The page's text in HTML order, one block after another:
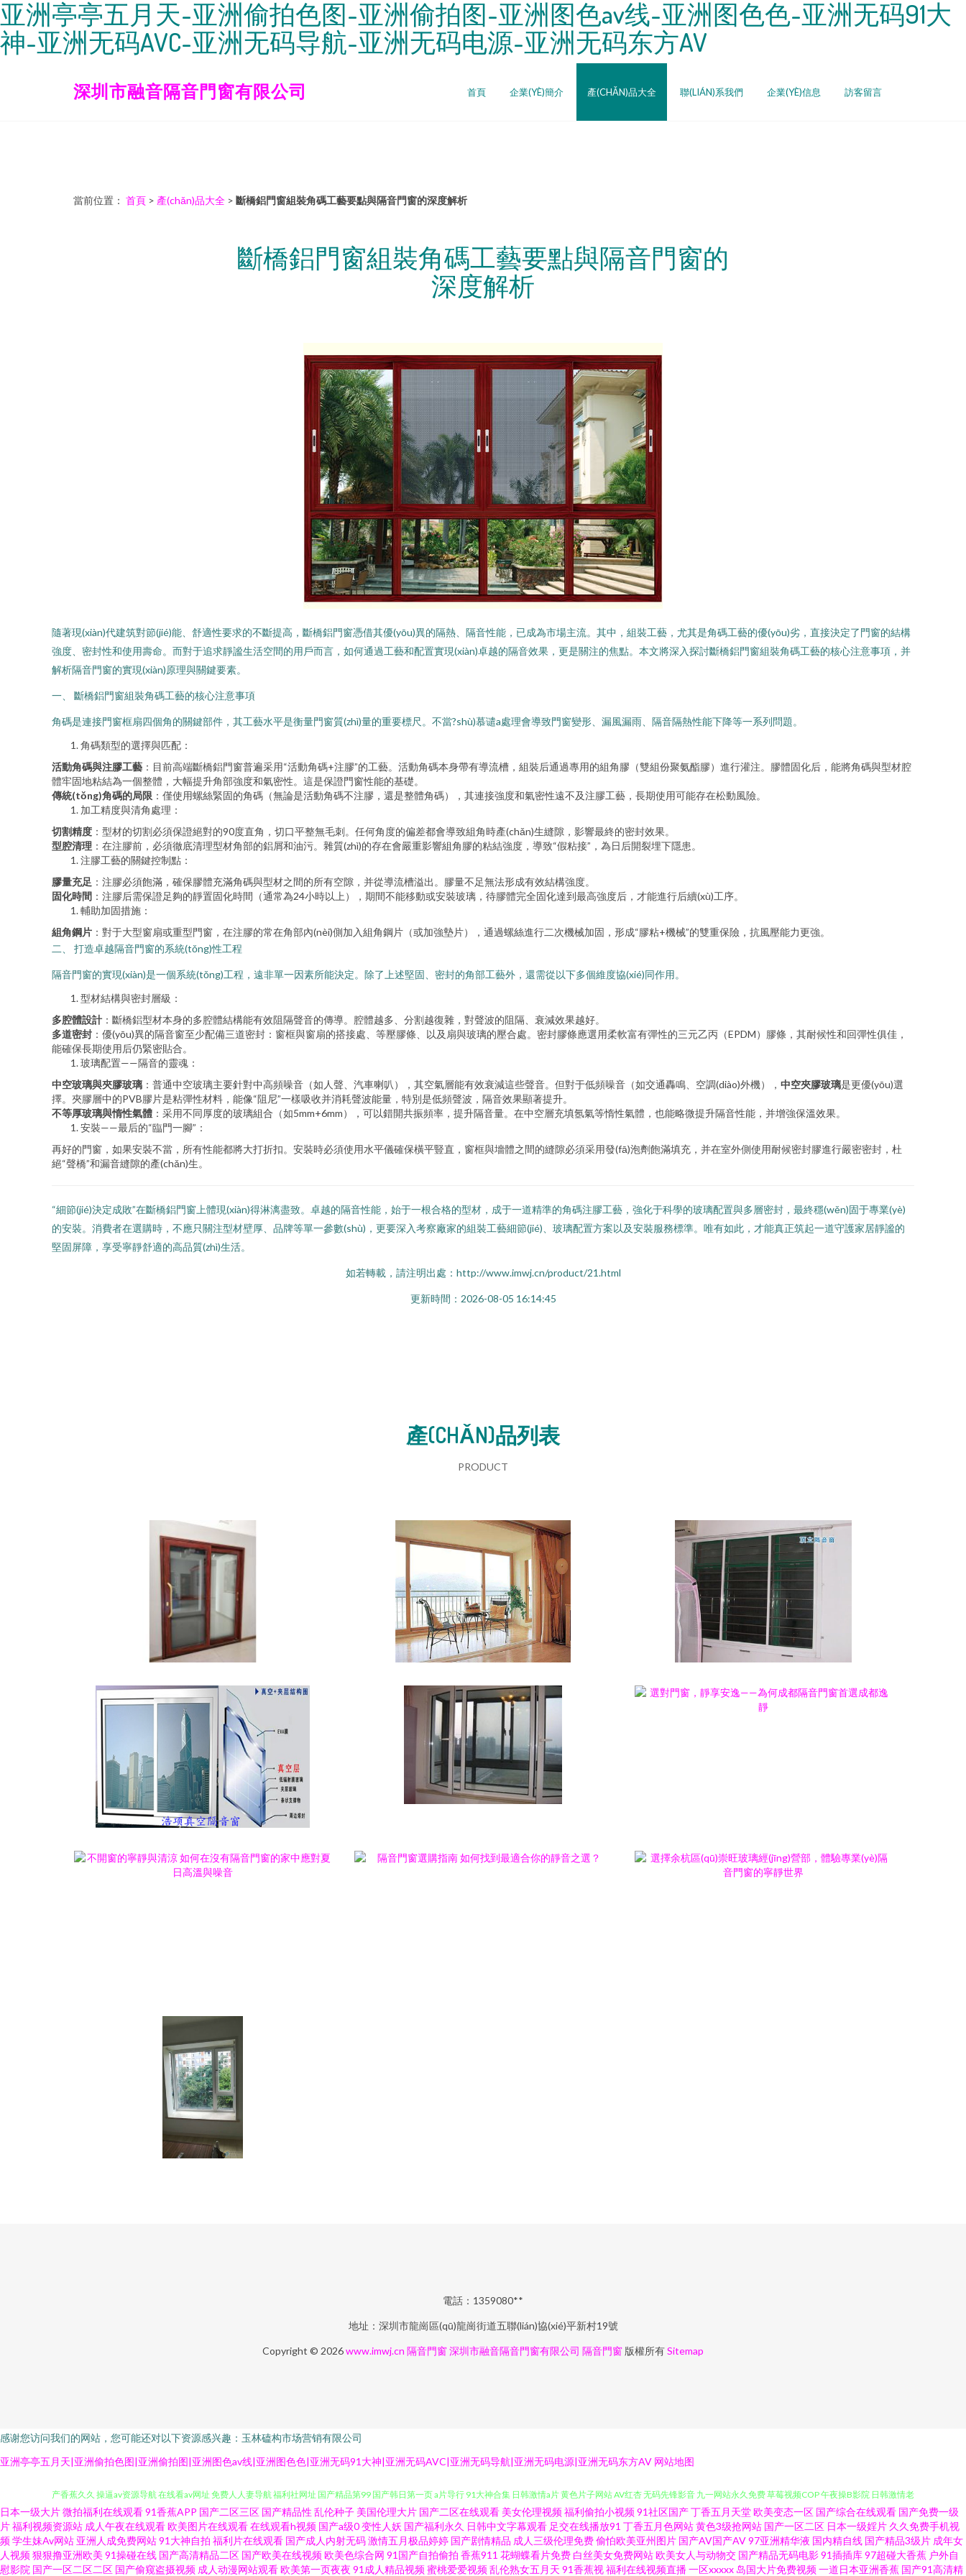
亚洲亭亭五月天-亚洲偷拍色图-亚洲偷拍图-亚洲图色av线-亚洲图色色-亚洲无码91大
神-亚洲无码AVC-亚洲无码导航-亚洲无码电源-亚洲无码东方AV
深圳市融音隔音門窗有限公司 首頁 企業(YÈ)簡介 產(CHǍN)品大全 聯(LIÁN)系我們 企業(YÈ)信息 訪客留言
當前位置： 首頁 > 產(chǎn)品大全 > 斷橋鋁門窗組裝角碼工藝要點與隔音門窗的深度解析
斷橋鋁門窗組裝角碼工藝要點與隔音門窗的
深度解析
隨著現(xiàn)代建筑對節(jié)能、舒適性要求的不斷提高，斷橋鋁門窗憑借其優(yōu)異的隔熱、隔音性能，已成為市場主流。其中，組裝工藝，尤其是角碼工藝的優(yōu)劣，直接決定了門窗的結構
強度、密封性和使用壽命。而對于追求靜謐生活空間的用戶而言，如何通過工藝和配置實現(xiàn)卓越的隔音效果，更是關注的焦點。本文將深入探討斷橋鋁門窗組裝角碼工藝的核心注意事項，并
解析隔音門窗的實現(xiàn)原理與關鍵要素。
一、 斷橋鋁門窗組裝角碼工藝的核心注意事項
角碼是連接門窗框扇四個角的關鍵部件，其工藝水平是衡量門窗質(zhì)量的重要標尺。不當?shù)慕谴a處理會導致門窗變形、漏風漏雨、隔音隔熱性能下降等一系列問題。
角碼類型的選擇與匹配：
活動角碼與注膠工藝 ：目前高端斷橋鋁門窗普遍采用“活動角碼+注膠”的工藝。活動角碼本身帶有導流槽，組裝后通過專用的組角膠（雙組份聚氨酯膠）進行灌注。膠體固化后，能將角碼與型材腔
體牢固地粘結為一個整體，大幅提升角部強度和氣密性。這是保證門窗性能的基礎。
傳統(tǒng)角碼的局限 ：僅使用螺絲緊固的角碼（無論是活動角碼不注膠，還是整體角碼），其連接強度和氣密性遠不及注膠工藝，長期使用可能存在松動風險。
加工精度與清角處理：
切割精度 ：型材的切割必須保證絕對的90度直角，切口平整無毛刺。任何角度的偏差都會導致組角時產(chǎn)生縫隙，影響最終的密封效果。
型腔清理 ：在注膠前，必須徹底清理型材角部的鋁屑和油污。雜質(zhì)的存在會嚴重影響組角膠的粘結強度，導致“假粘接”，為日后開裂埋下隱患。
注膠工藝的關鍵控制點：
膠量充足 ：注膠必須飽滿，確保膠體充滿角碼與型材之間的所有空隙，并從導流槽溢出。膠量不足無法形成有效結構強度。
固化時間 ：注膠后需保證足夠的靜置固化時間（通常為24小時以上），期間不能移動或安裝玻璃，待膠體完全固化達到最高強度后，才能進行后續(xù)工序。
輔助加固措施：
組角鋼片 ：對于大型窗扇或重型門窗，在注膠的常在角部內(nèi)側加入組角鋼片（或加強墊片），通過螺絲進行二次機械加固，形成“膠粘+機械”的雙重保險，抗風壓能力更強。
二、 打造卓越隔音門窗的系統(tǒng)性工程
隔音門窗的實現(xiàn)是一個系統(tǒng)工程，遠非單一因素所能決定。除了上述堅固、密封的角部工藝外，還需從以下多個維度協(xié)同作用。
型材結構與密封層級：
多腔體設計 ：斷橋鋁型材本身的多腔體結構能有效阻隔聲音的傳導。腔體越多、分割越復雜，對聲波的阻隔、衰減效果越好。
多道密封 ：優(yōu)異的隔音窗至少配備三道密封：窗框與窗扇的搭接處、等壓膠條、以及扇與玻璃的壓合處。密封膠條應選用柔軟富有彈性的三元乙丙（EPDM）膠條，其耐候性和回彈性俱佳，
能確保長期使用后仍緊密貼合。
玻璃配置——隔音的靈魂：
中空玻璃與夾膠玻璃 ：普通中空玻璃主要針對中高頻噪音（如人聲、汽車喇叭），其空氣層能有效衰減這些聲音。但對于低頻噪音（如交通轟鳴、空調(diào)外機）， 中空夾膠玻璃是更優(yōu)選
擇。夾膠層中的PVB膠片是粘彈性材料，能像“阻尼”一樣吸收并消耗聲波能量，特別是低頻聲波，隔音效果顯著提升。
不等厚玻璃與惰性氣體 ：采用不同厚度的玻璃組合（如5mm+6mm），可以錯開共振頻率，提升隔音量。在中空層充填氬氣等惰性氣體，也能略微提升隔音性能，并增強保溫效果。
安裝——最后的“臨門一腳”：
再好的門窗，如果安裝不當，所有性能都將大打折扣。安裝時必須使用水平儀確保橫平豎直，窗框與墻體之間的縫隙必須采用發(fā)泡劑飽滿填充，并在室外側使用耐候密封膠進行嚴密密封，杜
絕“聲橋”和漏音縫隙的產(chǎn)生。
“細節(jié)決定成敗”在斷橋鋁門窗上體現(xiàn)得淋漓盡致。卓越的隔音性能，始于一根合格的型材，成于一道精準的角碼注膠工藝，強化于科學的玻璃配置與多層密封，最終穩(wěn)固于專業(yè)
的安裝。消費者在選購時，不應只關注型材壁厚、品牌等單一參數(shù)，更要深入考察廠家的組裝工藝細節(jié)、玻璃配置方案以及安裝服務標準。唯有如此，才能真正筑起一道守護家居靜謐的
堅固屏障，享受寧靜舒適的高品質(zhì)生活。
如若轉載，請注明出處：http://www.imwj.cn/product/21.html
更新時間：2026-08-05 16:14:45
產(CHǍN)品列表
PRODUCT
電話：1359080**
地址：深圳市龍崗區(qū)龍崗街道五聯(lián)協(xié)平新村19號
Copyright © 2026www.imwj.cn 隔音門窗深圳市融音隔音門窗有限公司 隔音門窗 版權所有Sitemap
感谢您访问我们的网站，您可能还对以下资源感兴趣：玉林磕构市场营销有限公司
亚洲亭亭五月天|亚洲偷拍色图|亚洲偷拍图|亚洲图色av线|亚洲图色色|亚洲无码91大神|亚洲无码AVC|亚洲无码导航|亚洲无码电源|亚洲无码东方AV 网站地图
五月天导航 99大香蕉 国产人妖在线观看 91资原总站 色呦呦国产 福利撸撸导航 伊人99黑料 欧美A∨ 国产重口ts在线 99热精品66 日本小a网站 日本韩国A片 黄色链接在线看 超碰69 亚洲喷水 日韩精彩视频 久草首页国产 另类激情ve 国
产香蕉久久 操逼av资源导航 在线看av网址 免费人人妻导航 福利社网址 国产精品第99 国产韩日第一页 a片导行 91大神合集 日韩激情a片 黄色片子网站 AV红杏 无码先锋影音 九一网站永久免费 草莓视频COP 午夜操B影院 日韩激情老
日本一级大片微拍福利在线观看91香蕉APP 国产二区三区 国产精品性 乱伦种子 美国伦理大片 国产二区在线观看 美女伦理视频福利偷拍小视频91社区国产丁香五月天堂欧美变态一区 国产综合在线观看 国产免费一级
片福利视频资源站 成人午夜在线观看欧美图片在线观看在线观看h视频 国产a级0变性人妖 国产福利永久 日韩中文字幕观看 足交在线播放91 丁香五月色网站黄色3级抢网站 国产一区二区 日本一级婬片 久久免费手机视
频学生妹Av网站 亚洲人成免费网站91大神自拍 福利片在线观看 国产成人内射无码激情五月极品婷婷 国产剧情精品 成人三级伦理免费偷怕欧美亚州图片 国产AV国产AV97亚洲精华液 国内精自线 国产精品3级片 成年女
人视频狠狠撸亚洲欧美 91操碰在线 国产高清精品二区 国产欧美在线视频欧美色综合网 91国产自拍偷拍 香蕉911 花蝴蝶看片免费 白丝美女免费网站欧美女人与动物交 国产精品无码电影91插插库97超碰大香蕉 户外自
慰影院 国产一区二区二区 国产偷窥盗摄视频 成人动漫网站观看欧美第一页夜夜 91成人精品视频蜜桃爱爱视频乱伦熟女五月天 91香蕉视福利在线视频直播一区xxxxx 岛国大片免费视频一道日本亚洲香蕉 国产91高清精